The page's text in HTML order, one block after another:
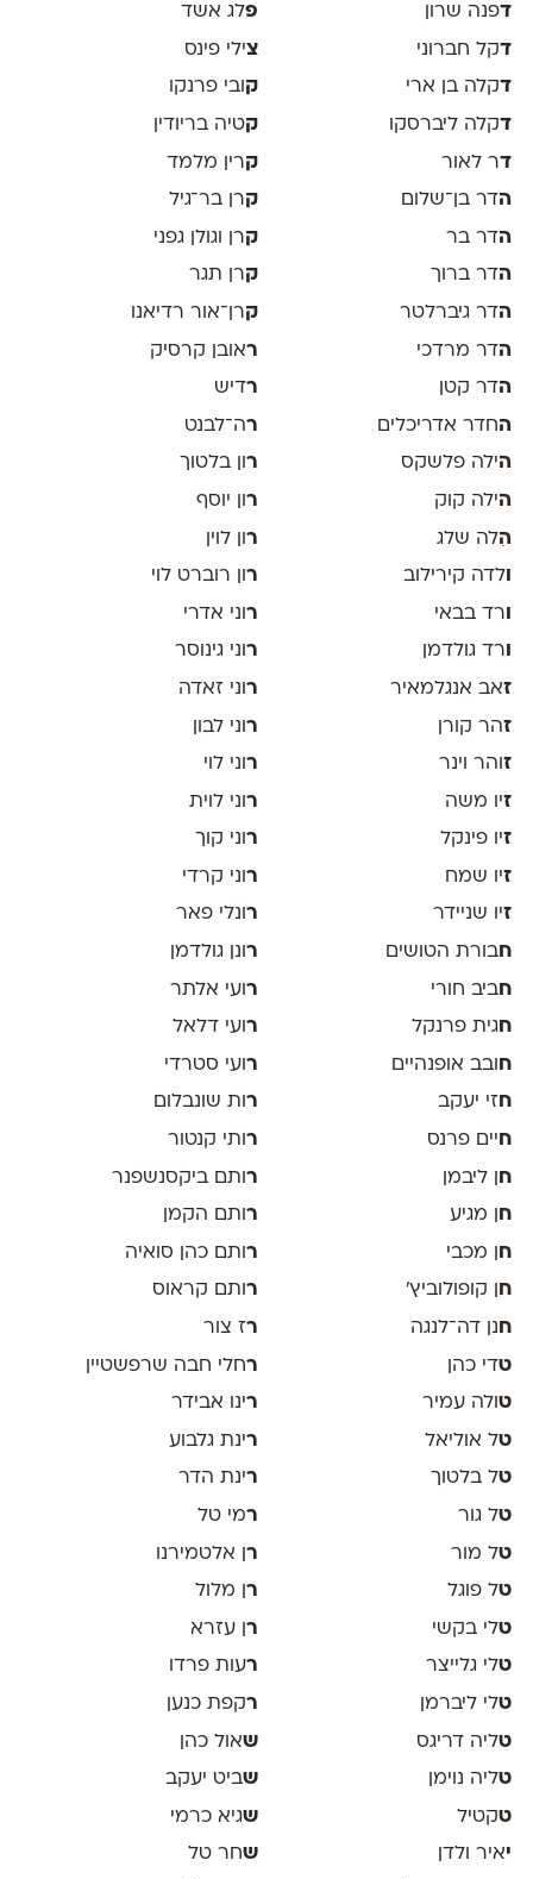
דפנה שרון
דקל חברוני
דקלה בן ארי
דקלה ליברסקו
דר לאור
הדר בן־שלום
הדר בר
הדר ברוך
הדר גיברלטר
הדר מרדכי
הדר קטן
החדר אדריכלים
הילה פלשקס
הילה קוק
הִלה שלג
לדה קירילוב
רד בבאי
ורד גולדמן
זאב אנגלמאיר
זהר קורן
זוהר וינר
זיו משה
זיו פינקל
זיו שמח
זיו שניידר
חבורת הטושים
חביב חורי
חגית פרנקל
ח ובב אופנהיים
חזי יעקב
ח יים פרנס
ח
ן ליבמן
ח ן מגיע
ח
ן מכבי
ח ן קופולוביץ'
ח נן דה־לנגה
טדי כהן
טולה עמיר
טל אוליאל
טל בלטוך
טל גור
טל מור
טל פוגל
טלי בקשי
טלי גלייצר
טלי ליברמן
טליה דריגס
טליה נוימן
טקטיל
יאיר ולדן
פלג אשד
צילי פינס
קובי פרנקו
קטיה בריודין
קרין מלמד
קרן בר־גיל
קרן וגולן גפני
קרן תגר
קרן־אור רדיאנו
ראובן קרסיק
רדיש
רה־לבנט
רון בלטוך
ר ון יוסף
רון לוין
ר ון רוברט לוי
ר וני אדרי
רוני גינוסר
ר וני זאדה
רוני לבון
ר וני לוי
ר וני לוית
רוני קוך
ר וני קרדי
רונלי פאר
ר ונן גולדמן
ר ועי אלתר
רועי דלאל
ר ועי סטרדי
רות שונבלום
ר ותי קנטור
ר ותם ביקסנשפנר
רותם הקמן
ר ותם כהן סואיה
רותם קראוס
רז צור
רחלי חבה שרפשטיין
רינו אבידר
רינת גלבוע
רינת הדר
רמי טל
רן אלטמירנו
ר ן מלול
ר ן עזרא
רעות פרדו
רקפת כנען
שאול כהן
שביט יעקב
שגיא כרמי
שחר טל